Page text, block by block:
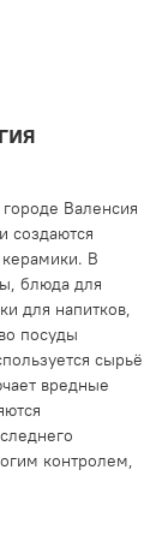
Валенсия
создаются
В
блюда для
для напитков,
посуды
сырьё
вредные
контролем,